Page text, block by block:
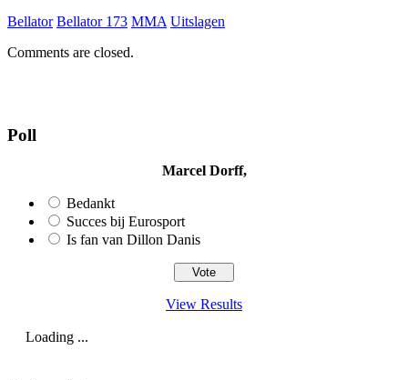
Bellator Bellator 173 MMA Uitslagen
Comments are closed.
Poll
Marcel Dorff,
Bedankt
Succes bij Eurosport
Is fan van Dillon Danis
View Results
Loading ...